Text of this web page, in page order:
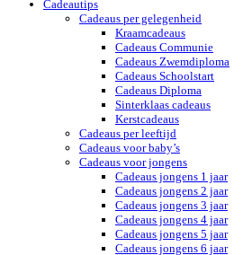
Cadeautips
Cadeaus per gelegenheid
Kraamcadeaus
Cadeaus Communie
Cadeaus Zwemdiploma
Cadeaus Schoolstart
Cadeaus Diploma
Sinterklaas cadeaus
Kerstcadeaus
Cadeaus per leeftijd
Cadeaus voor baby’s
Cadeaus voor jongens
Cadeaus jongens 1 jaar
Cadeaus jongens 2 jaar
Cadeaus jongens 3 jaar
Cadeaus jongens 4 jaar
Cadeaus jongens 5 jaar
Cadeaus jongens 6 jaar